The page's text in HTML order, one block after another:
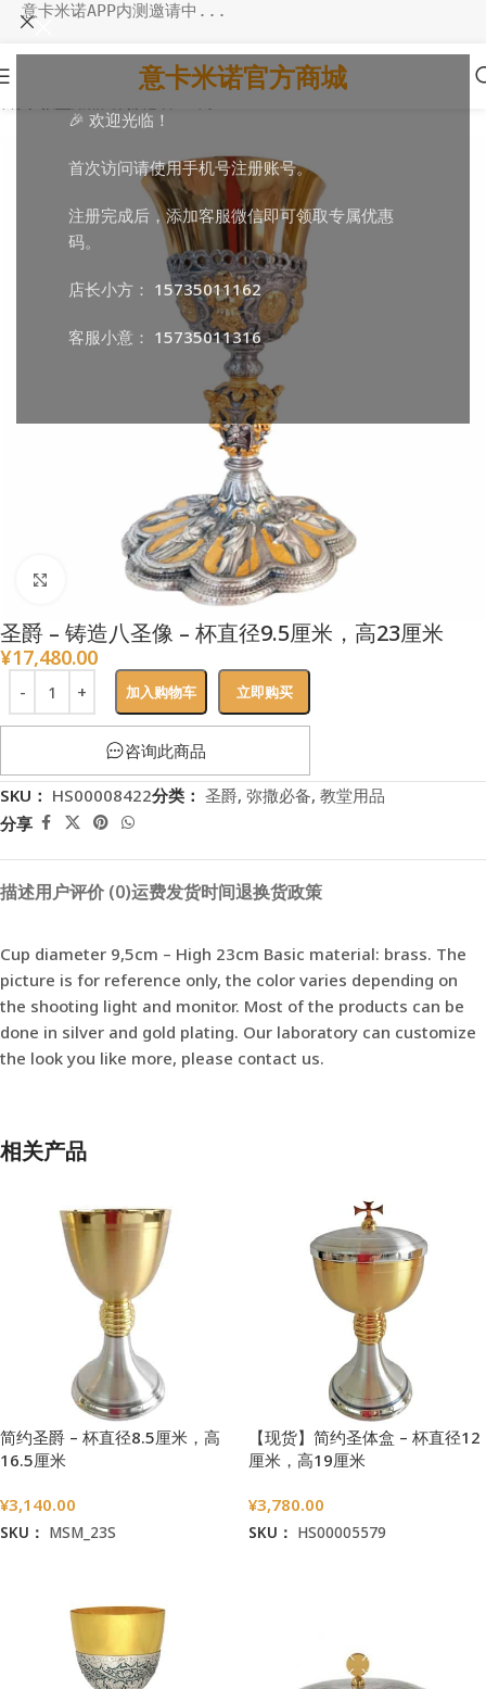
🎉 欢迎光临！
首次访问请使用手机号注册账号。
注册完成后，添加客服微信即可领取专属优惠
码。
店长小方： 15735011162
客服小意： 15735011316
意卡米诺APP内测邀请中...
意卡米诺官方商城
点击放大
圣爵 – 铸造八圣像 – 杯直径9.5厘米，高23厘米
¥17,480.00
加入购物车 立即购买
咨询此商品
SKU： HS00008422分类： 圣爵, 弥撒必备, 教堂用品
分享
描述用户评价 (0)运费发货时间退换货政策
Cup diameter 9,5cm – High 23cm Basic material: brass. The
picture is for reference only, the color varies depending on
the shooting light and monitor. Most of the products can be
done in silver and gold plating. Our laboratory can customize
the look you like more, please contact us.
相关产品
简约圣爵 – 杯直径8.5厘米，高
16.5厘米
¥3,140.00
SKU： MSM_23S
【现货】简约圣体盒 – 杯直径12
厘米，高19厘米
¥3,780.00
SKU： HS00005579